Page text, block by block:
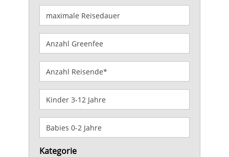
Kategorie